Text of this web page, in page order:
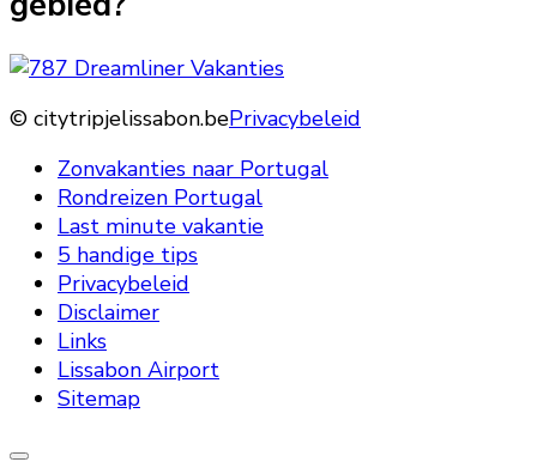
© citytripjelissabon.bePrivacybeleid
Zonvakanties naar Portugal
Rondreizen Portugal
Last minute vakantie
5 handige tips
Privacybeleid
Disclaimer
Links
Lissabon Airport
Sitemap